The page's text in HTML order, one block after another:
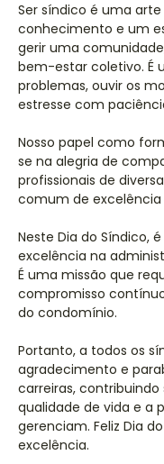
Ser síndico é uma
conhecimento e um
gerir uma
bem-estar coletivo. É
problemas, ouvir os
estresse com
Nosso papel como
se na alegria de
profissionais de
comum de
Neste Dia do Síndico,
excelência na
É uma missão que
compromisso
do condomínio.
Portanto, a todos os
agradecimento e
carreiras,
qualidade de vida e a
gerenciam. Feliz Dia
excelência.